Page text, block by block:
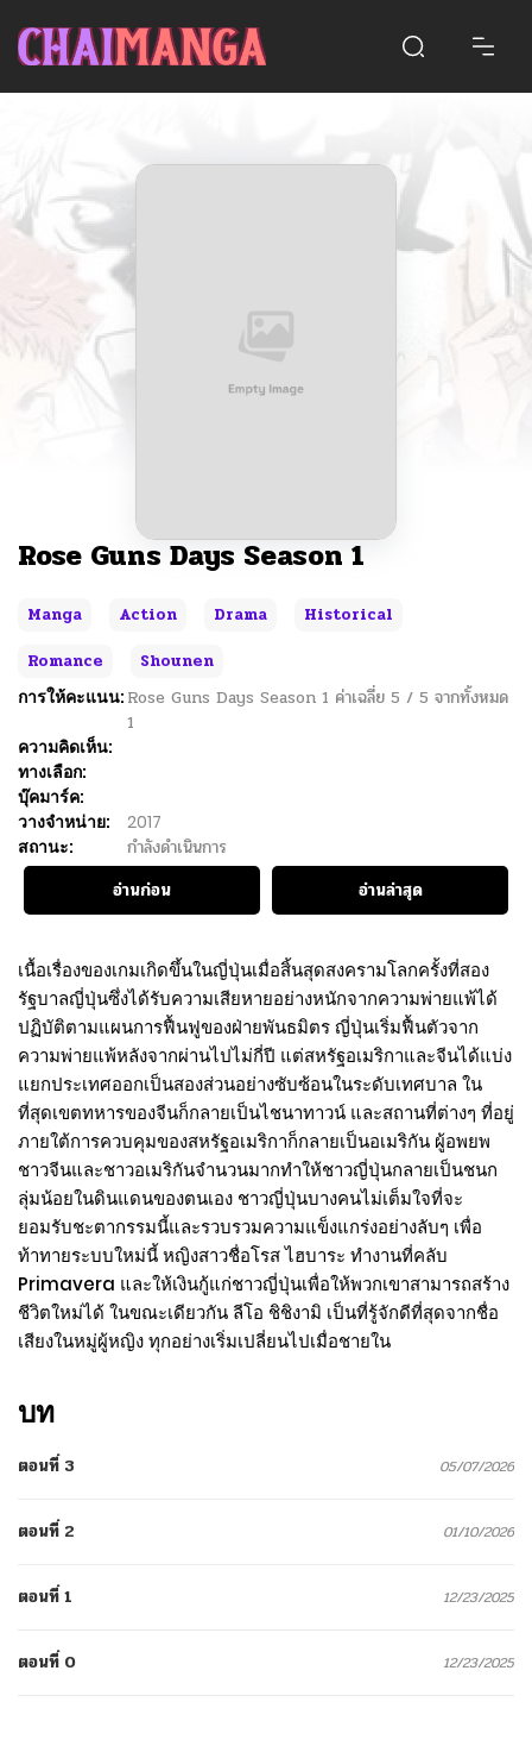
Rose Guns Days Season 1
Manga Action Drama
Historical
Romance
Shounen
การให้คะแนน: Rose Guns Days Season 1 ค่าเฉลี่ย 5 / 5 จากทั้งหมด
1
ความคิดเห็น:
ทางเลือก:
บุ๊คมาร์ค:
วางจำหน่าย:
2017
สถานะ:
กำลังดำเนินการ
อ่านก่อน
อ่านล่าสุด
เนื้อเรื่องของเกมเกิดขึ้นในญี่ปุ่นเมื่อสิ้นสุดสงครามโลกครั้งที่สอง
รัฐบาลญี่ปุ่นซึ่งได้รับความเสียหายอย่างหนักจากความพ่ายแพ้ได้
ปฏิบัติตามแผนการฟื้นฟูของฝ่ายพันธมิตร ญี่ปุ่นเริ่มฟื้นตัวจาก
ความพ่ายแพ้หลังจากผ่านไปไม่กี่ปี แต่สหรัฐอเมริกาและจีนได้แบ่ง
แยกประเทศออกเป็นสองส่วนอย่างซับซ้อนในระดับเทศบาล ใน
ที่สุดเขตทหารของจีนก็กลายเป็นไชนาทาวน์ และสถานที่ต่างๆ ที่อยู่
ภายใต้การควบคุมของสหรัฐอเมริกาก็กลายเป็นอเมริกัน ผู้อพยพ
ชาวจีนและชาวอเมริกันจำนวนมากทำให้ชาวญี่ปุ่นกลายเป็นชนก
ลุ่มน้อยในดินแดนของตนเอง ชาวญี่ปุ่นบางคนไม่เต็มใจที่จะ
ยอมรับชะตากรรมนี้และรวบรวมความแข็งแกร่งอย่างลับๆ เพื่อ
ท้าทายระบบใหม่นี้ หญิงสาวชื่อโรส ไฮบาระ ทำงานที่คลับ
Primavera และให้เงินกู้แก่ชาวญี่ปุ่นเพื่อให้พวกเขาสามารถสร้าง
ชีวิตใหม่ได้ ในขณะเดียวกัน ลีโอ ชิชิงามิ เป็นที่รู้จักดีที่สุดจากชื่อ
เสียงในหมู่ผู้หญิง ทุกอย่างเริ่มเปลี่ยนไปเมื่อชายใน
บท
ตอนที่ 3 05/07/2026
ตอนที่ 2 01/10/2026
ตอนที่ 1 12/23/2025
ตอนที่ 0 12/23/2025